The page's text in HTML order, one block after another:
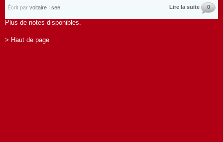
Écrit par voltaire I see Lire la suite 0
Plus de notes disponibles.
> Haut de page